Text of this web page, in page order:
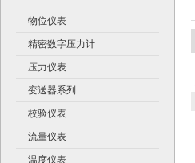
物位仪表
精密数字压力计
压力仪表
变送器系列
校验仪表
流量仪表
温度仪表